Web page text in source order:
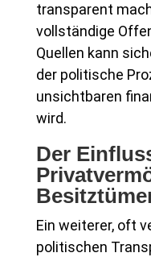
transparent
vollständige
Quellen kann
der politische
unsichtbaren
wird.
Der
Ein weiterer, oft
politischen